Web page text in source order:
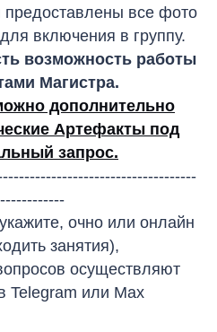
предоставлены все фото
включения в группу.
возможность работы
Магистра.
дополнительно
Артефакты под
запрос.
очно или онлайн
занятия),
осуществляют
Telegram или Max